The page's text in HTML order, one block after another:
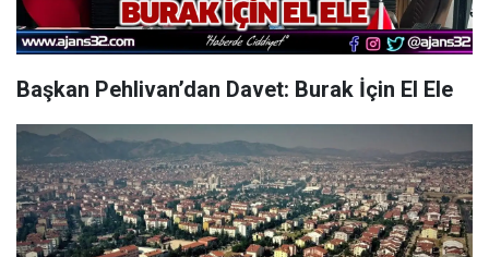
Başkan Pehlivan’dan Davet: Burak İçin El Ele